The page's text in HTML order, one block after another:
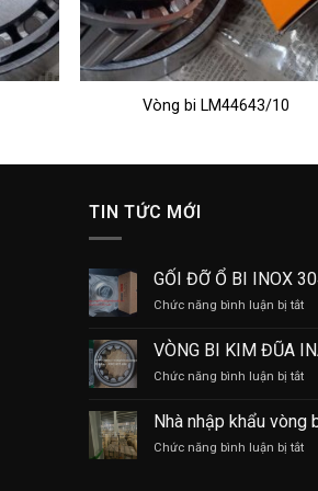
Vòng bi LM44643/10
TIN TỨC MỚI
GỐI ĐỠ Ổ BI INOX
Chức năng bình luận bị tắtở
ĐỠ
Ổ
BI
VÒNG BI KIM ĐŨA
Chức năng bình luận bị tắtở
BI
Nhà nhập khẩu vòng
Chức năng bình luận bị tắtở